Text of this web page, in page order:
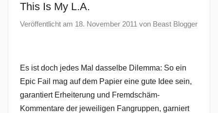
This Is My L.A.
Veröffentlicht am 18. November 2011 von Beast Blogger
Es ist doch jedes Mal dasselbe Dilemma: So ein
Epic Fail mag auf dem Papier eine gute Idee sein,
garantiert Erheiterung und Fremdschäm-
Kommentare der jeweiligen Fangruppen, garniert